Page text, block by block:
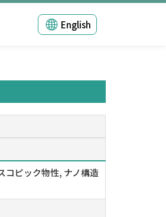
English
コピック物性, ナノ構造